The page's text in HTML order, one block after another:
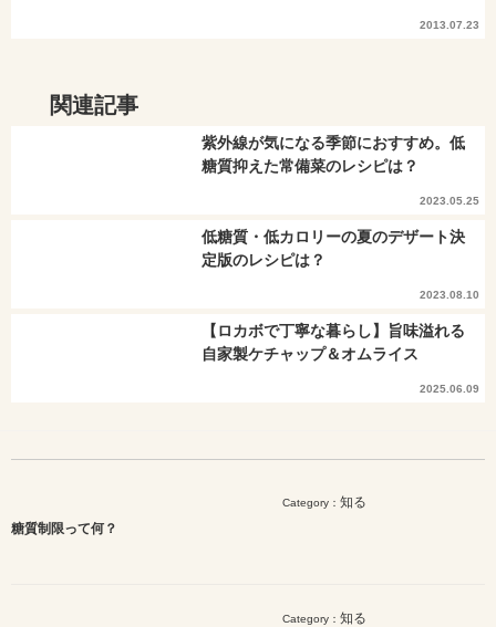
2013.07.23
関連記事
紫外線が気になる季節におすすめ。低
糖質抑えた常備菜のレシピは？
2023.05.25
低糖質・低カロリーの夏のデザート決
定版のレシピは？
2023.08.10
【ロカボで丁寧な暮らし】旨味溢れる
自家製ケチャップ＆オムライス
2025.06.09
Category： 知る
糖質制限って何？
Category： 知る